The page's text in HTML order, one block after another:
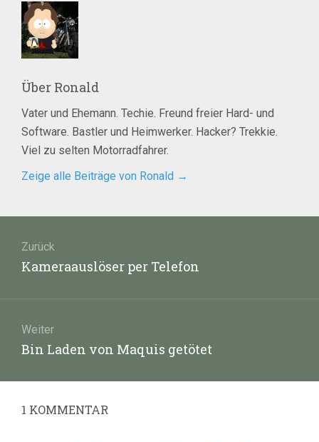
Über Ronald
Vater und Ehemann. Techie. Freund freier Hard- und
Software. Bastler und Heimwerker. Hacker? Trekkie.
Viel zu selten Motorradfahrer.
Zeige alle Beiträge von Ronald →
Zurück
Vorheriger
Kameraauslöser per Telefon
Weiter
Nächster
Bin Laden von Maquis getötet
1 KOMMENTAR